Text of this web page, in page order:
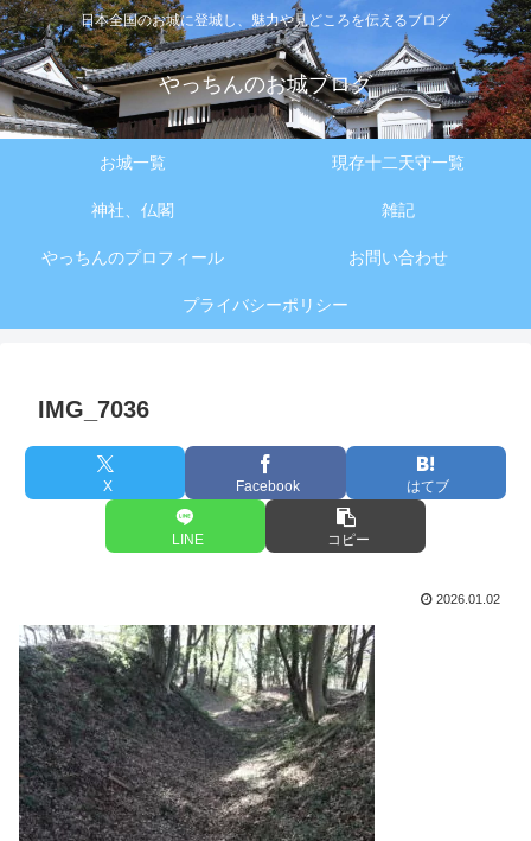
日本全国のお城に登城し、魅力や見どころを伝えるブログ
やっちんのお城ブログ
お城一覧 現存十二天守一覧
神社、仏閣 雑記
やっちんのプロフィール お問い合わせ
プライバシーポリシー
IMG_7036
X Facebook はてブ
LINE コピー
2026.01.02